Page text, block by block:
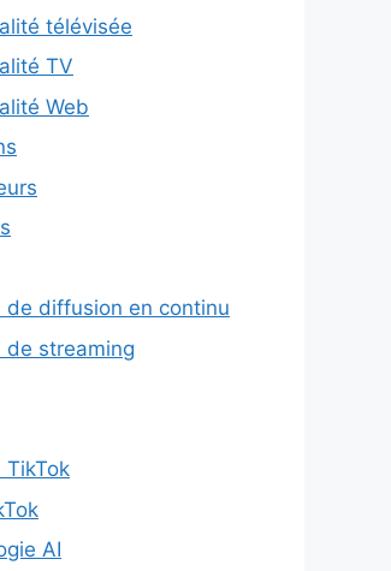
télévisée
TV
Web
de diffusion en continu
de streaming
TikTok
AI